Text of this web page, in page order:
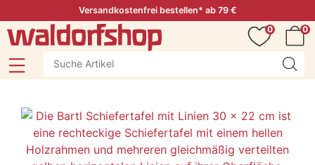
Versandkostenfrei bestellen* ab 79 €
0
0